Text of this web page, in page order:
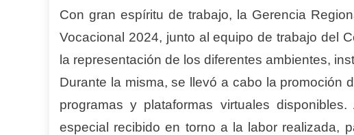
Con gran espíritu de trabajo, la Gerencia
Vocacional 2024, junto al equipo de trabajo del
la representación de los diferentes ambientes,
Durante la misma, se llevó a cabo la promoción
programas y plataformas virtuales
especial recibido en torno a la labor realizada,